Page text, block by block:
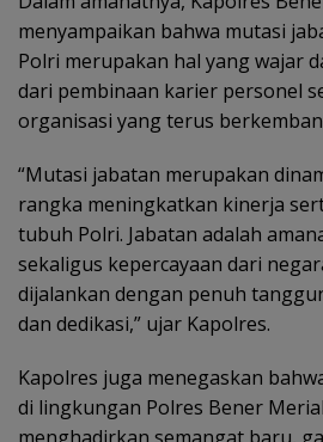
menyampaikan bahwa mutasi
Polri merupakan hal yang wajar
dari pembinaan karier personel
organisasi yang terus
“Mutasi jabatan merupakan
rangka meningkatkan kinerja
tubuh Polri. Jabatan adalah
sekaligus kepercayaan dari
dijalankan dengan penuh
dan dedikasi,” ujar Kapolres.
Kapolres juga menegaskan
di lingkungan Polres Bener
menghadirkan semangat baru,